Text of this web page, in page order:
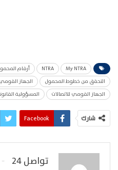
My NTRA
NTRA أرقام
التحقق من خطوط المحمول
الجهاز القومي
الجهاز القومي للاتصالات
المسؤولية
شارك Facebook
تواصل 24